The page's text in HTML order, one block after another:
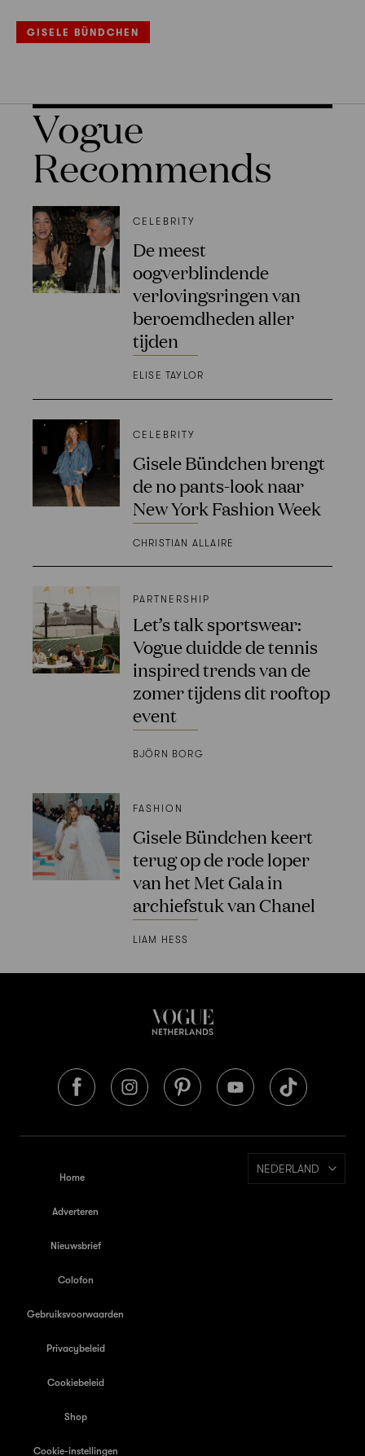
GISELE BÜNDCHEN
Vogue
Recommends
CELEBRITY
De meest
oogverblindende
verlovingsringen van
beroemdheden aller
tijden
ELISE TAYLOR
CELEBRITY
Gisele Bündchen brengt
de no pants-look naar
New York Fashion Week
CHRISTIAN ALLAIRE
PARTNERSHIP
Let’s talk sportswear:
Vogue duidde de tennis
inspired trends van de
zomer tijdens dit rooftop
event
BJÖRN BORG
FASHION
Gisele Bündchen keert
terug op de rode loper
van het Met Gala in
archiefstuk van Chanel
LIAM HESS
Home
Adverteren
Nieuwsbrief
Colofon
Gebruiksvoorwaarden
Privacybeleid
Cookiebeleid
Shop
Cookie-instellingen
NEDERLAND